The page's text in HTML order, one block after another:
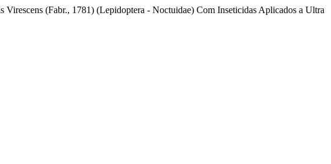
(Fabr., 1781) (Lepidoptera - Noctuidae) Com Inseticidas Aplicados a Ultra